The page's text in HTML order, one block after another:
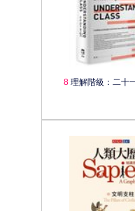
8理解階級：二十